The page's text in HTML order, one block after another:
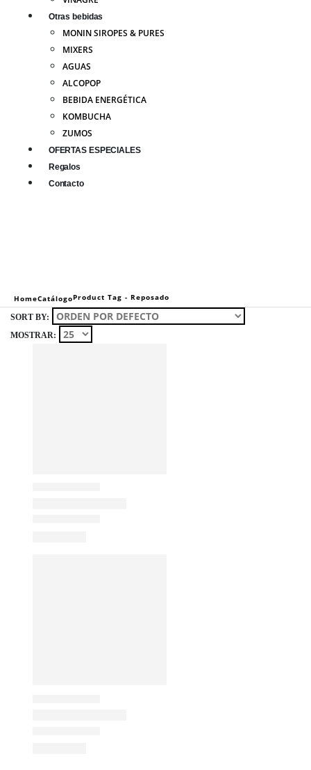
Otras bebidas
MONIN SIROPES & PURES
MIXERS
AGUAS
ALCOPOP
BEBIDA ENERGÉTICA
KOMBUCHA
ZUMOS
OFERTAS ESPECIALES
Regalos
Contacto
HomeCatálogoProduct Tag - Reposado
SORT BY:
MOSTRAR: